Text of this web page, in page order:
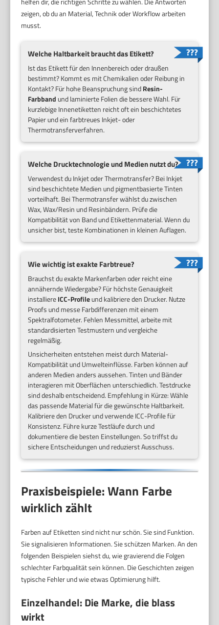
zeigen, ob du an Material, Technik oder Workflow arbeiten
musst.
Welche Haltbarkeit braucht das Etikett?
Ist das Etikett für den Innenbereich oder draußen
bestimmt? Kommt es mit Chemikalien oder Reibung in
Kontakt? Für hohe Beanspruchung sindResin-
Farbband und laminierte Folien die bessere Wahl. Für
kurzlebige Innenetiketten reicht oft ein beschichtetes
Papier und ein farbtreues Inkjet- oder
Thermotransferverfahren.
Welche Drucktechnologie und Medien nutzt du?
Verwendest du Inkjet oder Thermotransfer? Bei Inkjet
sind beschichtete Medien und pigmentbasierte Tinten
vorteilhaft. Bei Thermotransfer wählst du zwischen
Wax, Wax/Resin und Resinbändern. Prüfe die
Kompatibilität von Band und Etikettenmaterial. Wenn du
unsicher bist, teste Kombinationen in kleinen Auflagen.
Wie wichtig ist exakte Farbtreue?
Brauchst du exakte Markenfarben oder reicht eine
annähernde Wiedergabe? Für höchste Genauigkeit
installiereICC-Profileund kalibriere den Drucker. Nutze
Proofs und messe Farbdifferenzen mit einem
Spektralfotometer. Fehlen Messmittel, arbeite mit
standardisierten Testmustern und vergleiche
regelmäßig.
Unsicherheiten entstehen meist durch Material-
Kompatibilität und Umwelteinflüsse. Farben können auf
anderen Medien anders aussehen. Tinten und Bänder
interagieren mit Oberflächen unterschiedlich. Testdrucke
sind deshalb entscheidend. Empfehlung in Kürze: Wähle
das passende Material für die gewünschte Haltbarkeit.
Kalibriere den Drucker und verwende ICC-Profile für
Konsistenz. Führe kurze Testläufe durch und
dokumentiere die besten Einstellungen. So triffst du
sichere Entscheidungen und reduzierst Ausschuss.
Praxisbeispiele: Wann Farbe
wirklich zählt
Farben auf Etiketten sind nicht nur schön. Sie sind Funktion.
Sie signalisieren Informationen. Sie schützen Marken. An den
folgenden Beispielen siehst du, wie gravierend die Folgen
schlechter Farbqualität sein können. Die Geschichten zeigen
typische Fehler und wie etwas Optimierung hilft.
Einzelhandel: Die Marke, die blass
wirkt